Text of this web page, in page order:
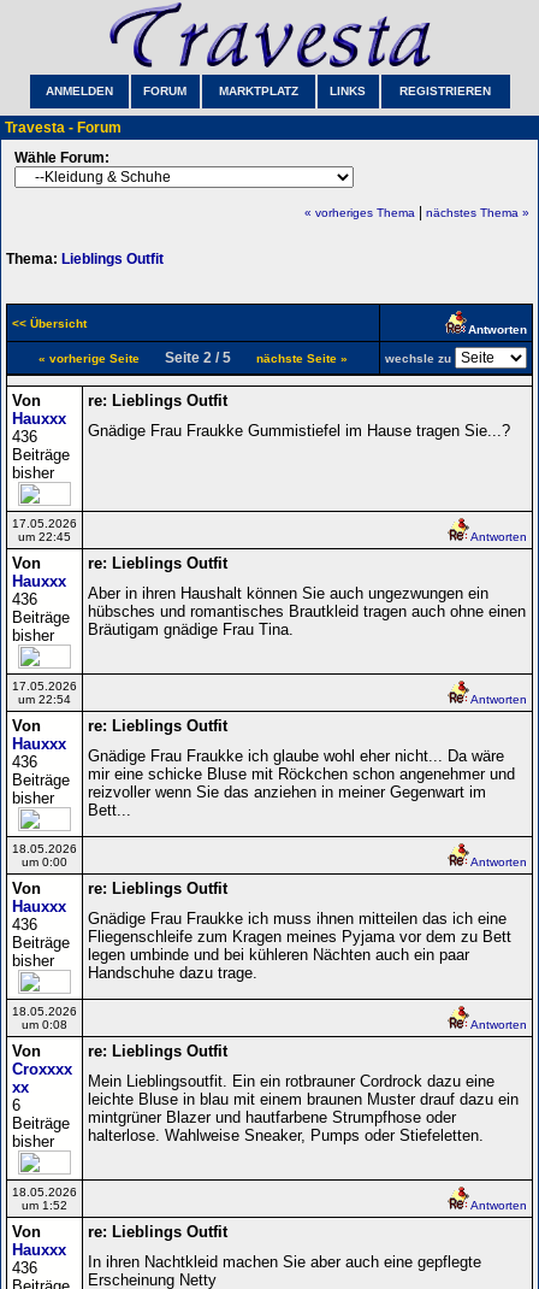
ANMELDEN FORUM MARKTPLATZ LINKS REGISTRIEREN
Travesta - Forum
Wähle Forum:
« vorheriges Thema nächstes Thema »
Thema: Lieblings Outfit
<< Übersicht Antworten
« vorherige Seite Seite 2 / 5 nächste Seite » wechsle zu
Von
Hauxxx
436
Beiträge
bisher
re: Lieblings Outfit
Gnädige Frau Fraukke Gummistiefel im Hause tragen Sie...?
17.05.2026
um 22:45
Antworten
Von
Hauxxx
436
Beiträge
bisher
re: Lieblings Outfit
Aber in ihren Haushalt können Sie auch ungezwungen ein
hübsches und romantisches Brautkleid tragen auch ohne einen
Bräutigam gnädige Frau Tina.
17.05.2026
um 22:54
Antworten
Von
Hauxxx
436
Beiträge
bisher
re: Lieblings Outfit
Gnädige Frau Fraukke ich glaube wohl eher nicht... Da wäre
mir eine schicke Bluse mit Röckchen schon angenehmer und
reizvoller wenn Sie das anziehen in meiner Gegenwart im
Bett...
18.05.2026
um 0:00
Antworten
Von
Hauxxx
436
Beiträge
bisher
re: Lieblings Outfit
Gnädige Frau Fraukke ich muss ihnen mitteilen das ich eine
Fliegenschleife zum Kragen meines Pyjama vor dem zu Bett
legen umbinde und bei kühleren Nächten auch ein paar
Handschuhe dazu trage.
18.05.2026
um 0:08
Antworten
Von
Croxxxx
xx
6
Beiträge
bisher
re: Lieblings Outfit
Mein Lieblingsoutfit. Ein ein rotbrauner Cordrock dazu eine
leichte Bluse in blau mit einem braunen Muster drauf dazu ein
mintgrüner Blazer und hautfarbene Strumpfhose oder
halterlose. Wahlweise Sneaker, Pumps oder Stiefeletten.
18.05.2026
um 1:52
Antworten
Von
Hauxxx
436
re: Lieblings Outfit
In ihren Nachtkleid machen Sie aber auch eine gepflegte
Erscheinung Netty